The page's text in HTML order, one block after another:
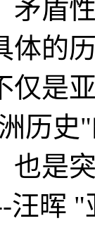
矛盾
体的
仅是
历史
也是
汪晖